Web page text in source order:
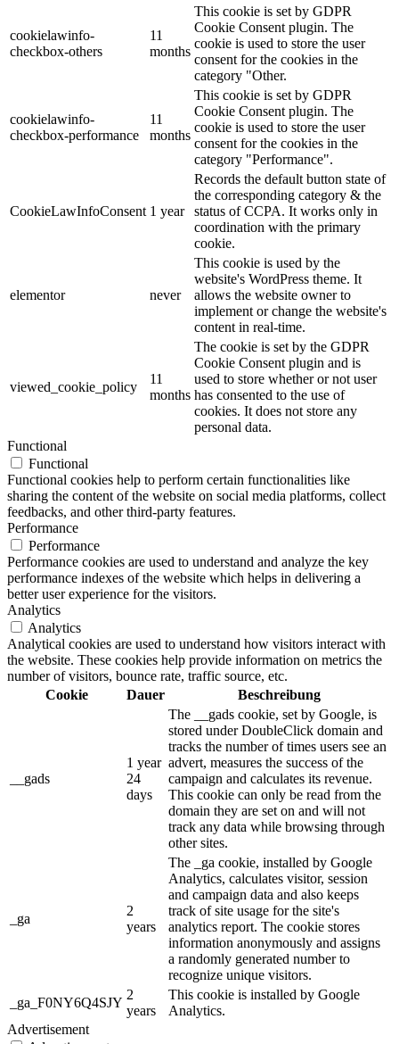
cookielawinfo-
checkbox-others
11
months
This cookie is set by GDPR
Cookie Consent plugin. The
cookie is used to store the user
consent for the cookies in the
category "Other.
cookielawinfo-
checkbox-performance
11
months
This cookie is set by GDPR
Cookie Consent plugin. The
cookie is used to store the user
consent for the cookies in the
category "Performance".
CookieLawInfoConsent 1 year
Records the default button state of
the corresponding category & the
status of CCPA. It works only in
coordination with the primary
cookie.
elementor never
This cookie is used by the
website's WordPress theme. It
allows the website owner to
implement or change the website's
content in real-time.
viewed_cookie_policy
11
months
The cookie is set by the GDPR
Cookie Consent plugin and is
used to store whether or not user
has consented to the use of
cookies. It does not store any
personal data.
Functional
Functional
Functional cookies help to perform certain functionalities like
sharing the content of the website on social media platforms, collect
feedbacks, and other third-party features.
Performance
Performance
Performance cookies are used to understand and analyze the key
performance indexes of the website which helps in delivering a
better user experience for the visitors.
Analytics
Analytics
Analytical cookies are used to understand how visitors interact with
the website. These cookies help provide information on metrics the
number of visitors, bounce rate, traffic source, etc.
Cookie
Dauer Beschreibung
__gads
1 year
24
days
The __gads cookie, set by Google, is
stored under DoubleClick domain and
tracks the number of times users see an
advert, measures the success of the
campaign and calculates its revenue.
This cookie can only be read from the
domain they are set on and will not
track any data while browsing through
other sites.
_ga
2
years
The _ga cookie, installed by Google
Analytics, calculates visitor, session
and campaign data and also keeps
track of site usage for the site's
analytics report. The cookie stores
information anonymously and assigns
a randomly generated number to
recognize unique visitors.
_ga_F0NY6Q4SJY
2
years
This cookie is installed by Google
Analytics.
Advertisement